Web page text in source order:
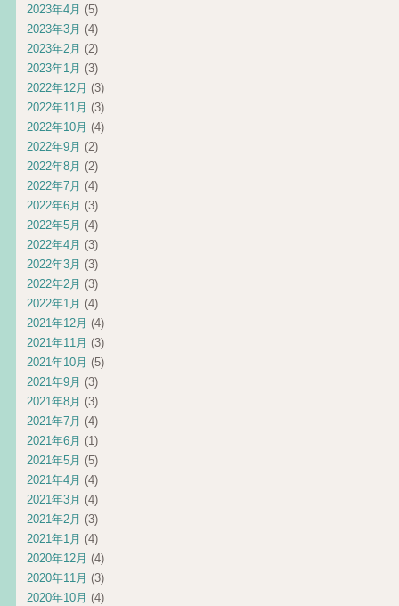
2023年4月 (5)
2023年3月 (4)
2023年2月 (2)
2023年1月 (3)
2022年12月 (3)
2022年11月 (3)
2022年10月 (4)
2022年9月 (2)
2022年8月 (2)
2022年7月 (4)
2022年6月 (3)
2022年5月 (4)
2022年4月 (3)
2022年3月 (3)
2022年2月 (3)
2022年1月 (4)
2021年12月 (4)
2021年11月 (3)
2021年10月 (5)
2021年9月 (3)
2021年8月 (3)
2021年7月 (4)
2021年6月 (1)
2021年5月 (5)
2021年4月 (4)
2021年3月 (4)
2021年2月 (3)
2021年1月 (4)
2020年12月 (4)
2020年11月 (3)
2020年10月 (4)